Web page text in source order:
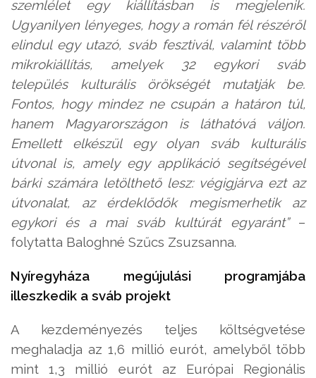
szemlélet egy kiállításban is megjelenik.
Ugyanilyen lényeges, hogy a román fél részéről
elindul egy utazó, sváb fesztivál, valamint több
mikrokiállítás, amelyek 32 egykori sváb
település kulturális örökségét mutatják be.
Fontos, hogy mindez ne csupán a határon túl,
hanem Magyarországon is láthatóvá váljon.
Emellett elkészül egy olyan sváb kulturális
útvonal is, amely egy applikáció segítségével
bárki számára letölthető lesz: végigjárva ezt az
útvonalat, az érdeklődők megismerhetik az
egykori és a mai sváb kultúrát egyaránt” –
folytatta Baloghné Szűcs Zsuzsanna.
Nyíregyháza megújulási programjába
illeszkedik a sváb projekt
A kezdeményezés teljes költségvetése
meghaladja az 1,6 millió eurót, amelyből több
mint 1,3 millió eurót az Európai Regionális